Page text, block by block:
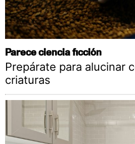
Parece ciencia ficción
Prepárate para alucinar
criaturas